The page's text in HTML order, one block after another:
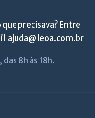
precisava? Entre
ajuda@leoa.com.br
8h às 18h.